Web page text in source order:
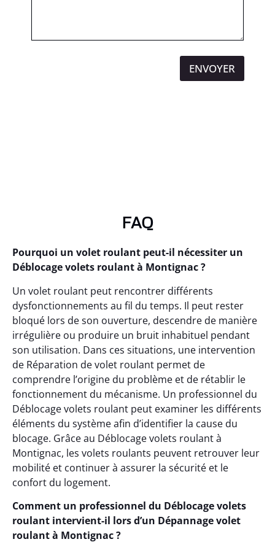
ENVOYER
FAQ
Pourquoi un volet roulant peut-il nécessiter un
Déblocage volets roulant à Montignac ?
Un volet roulant peut rencontrer différents
dysfonctionnements au fil du temps. Il peut rester
bloqué lors de son ouverture, descendre de manière
irrégulière ou produire un bruit inhabituel pendant
son utilisation. Dans ces situations, une intervention
de Réparation de volet roulant permet de
comprendre l’origine du problème et de rétablir le
fonctionnement du mécanisme. Un professionnel du
Déblocage volets roulant peut examiner les différents
éléments du système afin d’identifier la cause du
blocage. Grâce au Déblocage volets roulant à
Montignac, les volets roulants peuvent retrouver leur
mobilité et continuer à assurer la sécurité et le
confort du logement.
Comment un professionnel du Déblocage volets
roulant intervient-il lors d’un Dépannage volet
roulant à Montignac ?